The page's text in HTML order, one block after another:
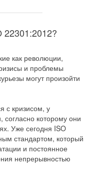
22301:2012?
как революции,
и проблемы
могут произойти
с кризисом, у
которому они
Уже сегодня ISO
стандартом, который
и постоянное
непрерывностью